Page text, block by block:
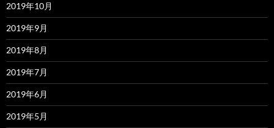
2019年10月
2019年9月
2019年8月
2019年7月
2019年6月
2019年5月